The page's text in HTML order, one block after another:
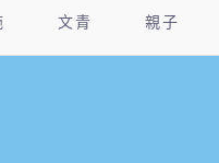
文青 親子